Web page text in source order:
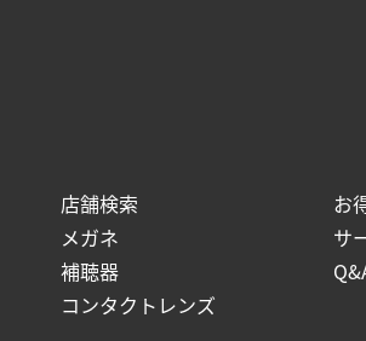
店舗検索
メガネ
補聴器
コンタクトレンズ
お
サ